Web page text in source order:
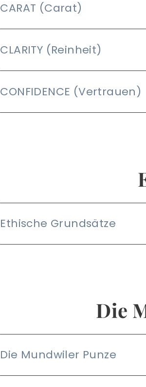
CARAT (Carat)
CLARITY (Reinheit)
CONFIDENCE (Vertrauen)
Ethische Grundsätze
Die
Die Mundwiler Punze